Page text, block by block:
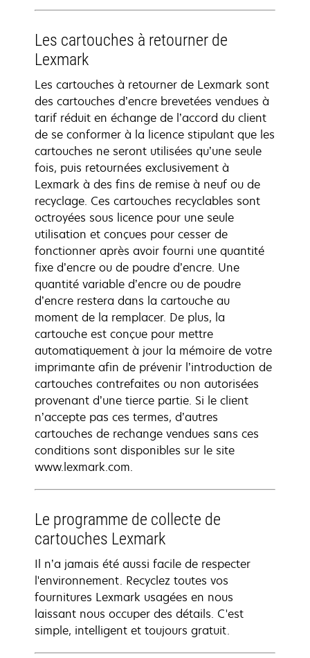
Les cartouches à retourner de
Lexmark
Les cartouches à retourner de Lexmark sont
des cartouches d’encre brevetées vendues à
tarif réduit en échange de l’accord du client
de se conformer à la licence stipulant que les
cartouches ne seront utilisées qu’une seule
fois, puis retournées exclusivement à
Lexmark à des fins de remise à neuf ou de
recyclage. Ces cartouches recyclables sont
octroyées sous licence pour une seule
utilisation et conçues pour cesser de
fonctionner après avoir fourni une quantité
fixe d’encre ou de poudre d’encre. Une
quantité variable d’encre ou de poudre
d’encre restera dans la cartouche au
moment de la remplacer. De plus, la
cartouche est conçue pour mettre
automatiquement à jour la mémoire de votre
imprimante afin de prévenir l’introduction de
cartouches contrefaites ou non autorisées
provenant d’une tierce partie. Si le client
n’accepte pas ces termes, d’autres
cartouches de rechange vendues sans ces
conditions sont disponibles sur le site
www.lexmark.com.
Le programme de collecte de
cartouches Lexmark
Il n’a jamais été aussi facile de respecter
l'environnement. Recyclez toutes vos
fournitures Lexmark usagées en nous
laissant nous occuper des détails. C'est
simple, intelligent et toujours gratuit.